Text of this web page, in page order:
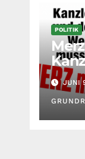
POLITIK
der
Wer
JUNI